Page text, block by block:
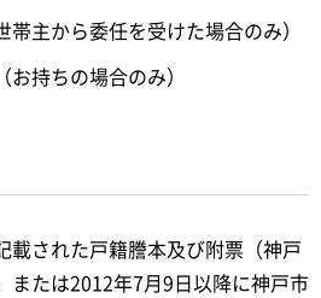
主から委任を受けた場合のみ）
持ちの場合のみ）
載された戸籍謄本及び附票（神戸
または2012年7月9日以降に神戸市